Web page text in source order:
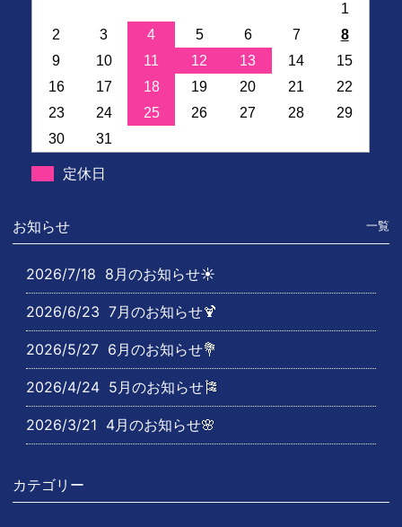
1
2
3 4 5 6 7
8
9
10 11 12 13 14
15
16
17 18 19 20 21
22
23
24 25 26 27 28
29
30
31
定休日
お知らせ 一覧
2026/7/18 8月のお知らせ☀️
2026/6/23 7月のお知らせ🍹
2026/5/27 6月のお知らせ💐
2026/4/24 5月のお知らせ🎏
2026/3/21 4月のお知らせ🌸
カテゴリー